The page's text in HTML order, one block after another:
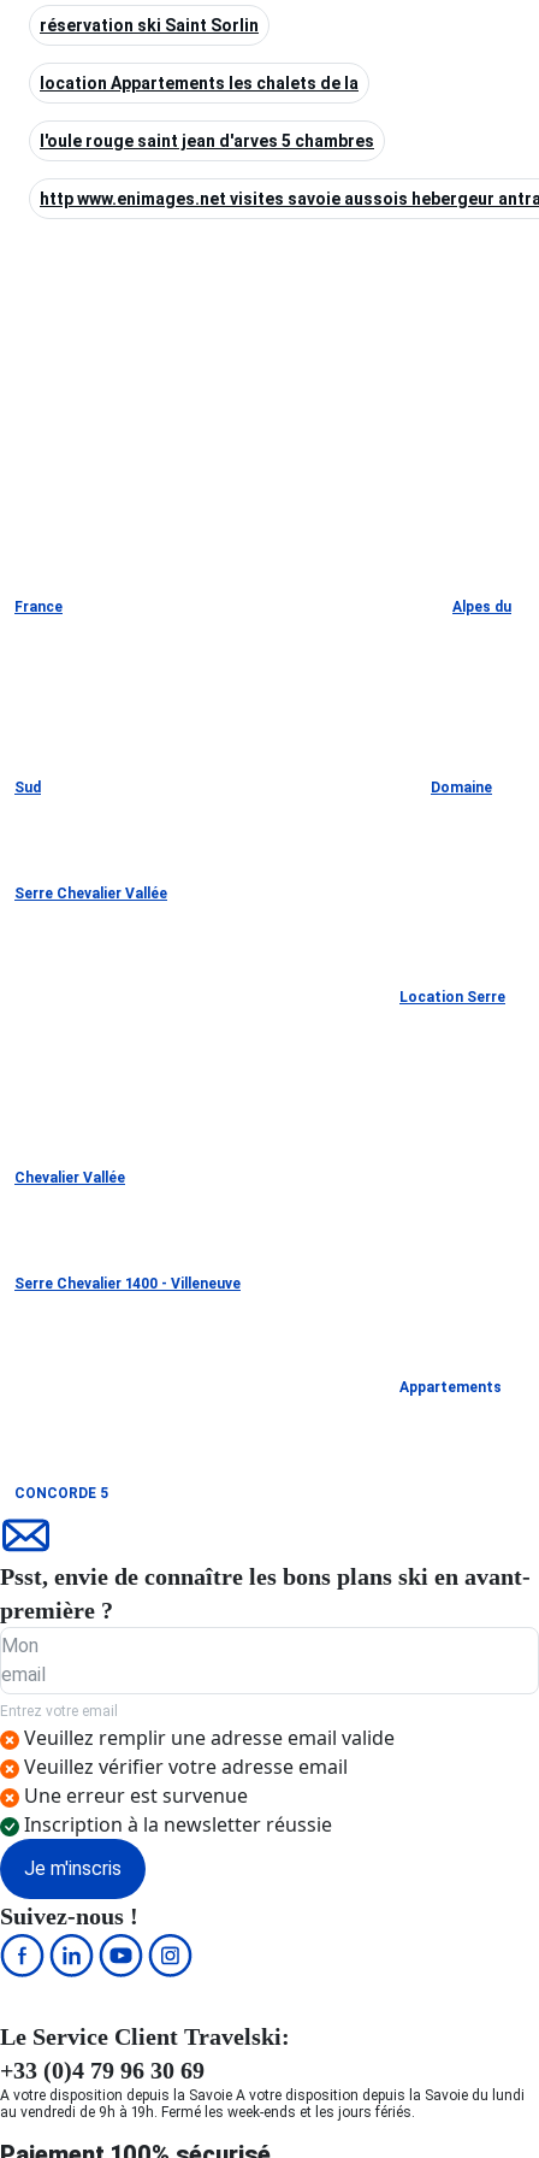
réservation ski Saint Sorlin
location Appartements les chalets de la
l'oule rouge saint jean d'arves 5 chambres
http www.enimages.net visites savoie aussois hebergeur
France Alpes du
Sud Domaine
Serre Chevalier Vallée
Location Serre
Chevalier Vallée
Serre Chevalier 1400 - Villeneuve
Appartements
CONCORDE 5
Psst, envie de connaître les bons plans ski en avant-
première ?
Mon
email
Entrez votre email
Veuillez remplir une adresse email valide
Veuillez vérifier votre adresse email
Une erreur est survenue
Inscription à la newsletter réussie
Je m'inscris
Suivez-nous !
Le Service Client Travelski:
+33 (0)4 79 96 30 69
A votre disposition depuis la Savoie A votre disposition depuis la Savoie du lundi
au vendredi de 9h à 19h. Fermé les week-ends et les jours fériés.